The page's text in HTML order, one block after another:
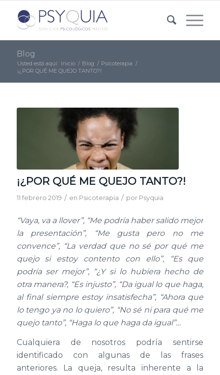
Blog
Usted está aquí: Inicio / Blog / Psicoterapia /
¡¿POR QUÉ ME QUEJO TANTO?!
¡¿POR QUÉ ME QUEJO TANTO?!
11 febrero 2019 / en Psicoterapia / por Psyquia
“Vaya, va a llover”, “Me podría haber salido mejor
la presentación”, “Me gusta pero no me
convence”, “La verdad que no sé por qué me
quejo si estoy contento con ello”, “Es que
podría ser mejor”, “¿Y si lo hubiera hecho de
otra manera?, “Es injusto”, “Da igual lo que haga,
al final siempre estoy insatisfecha”, “Ahora que
lo tengo ya no lo quiero”, “No sé ni para qué me
quejo tanto”, “Haga lo que haga da igual”…
Cualquiera de nosotros podría sentirse
identificado con algunas de las frases
anteriores. La queja, resulta inherente a la